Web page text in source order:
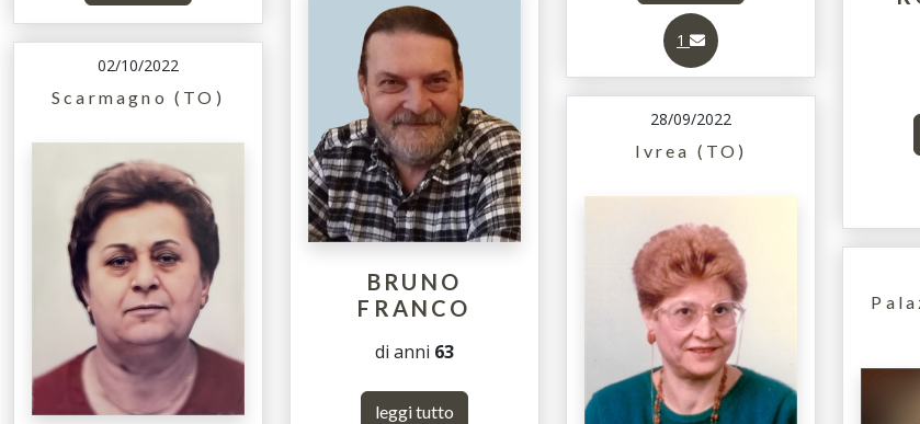
1
02/10/2022
Scarmagno (TO)
BRUNO
FRANCO
di anni 63
leggi tutto
28/09/2022
Ivrea (TO)